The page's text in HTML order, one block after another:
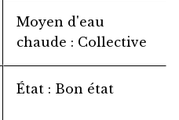
Moyen d'eau
chaude
Collective
État Bon état